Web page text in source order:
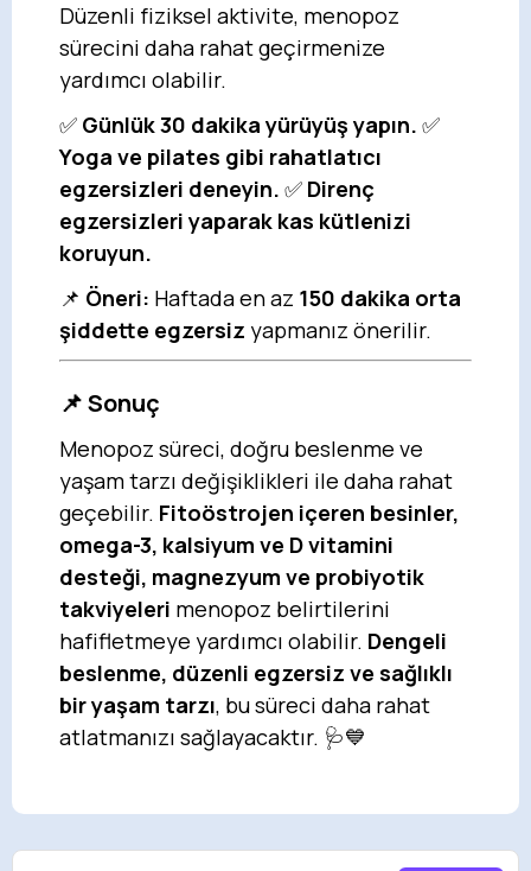
Düzenli fiziksel aktivite, menopoz
sürecini daha rahat geçirmenize
yardımcı olabilir.
✅ Günlük 30 dakika yürüyüş yapın. ✅
Yoga ve pilates gibi rahatlatıcı
egzersizleri deneyin. ✅ Direnç
egzersizleri yaparak kas kütlenizi
koruyun.
📌 Öneri: Haftada en az 150 dakika orta
şiddette egzersiz yapmanız önerilir.
📌Sonuç
Menopoz süreci, doğru beslenme ve
yaşam tarzı değişiklikleri ile daha rahat
geçebilir. Fitoöstrojen içeren besinler,
omega-3, kalsiyum ve D vitamini
desteği, magnezyum ve probiyotik
takviyeleri menopoz belirtilerini
hafifletmeye yardımcı olabilir. Dengeli
beslenme, düzenli egzersiz ve sağlıklı
bir yaşam tarzı, bu süreci daha rahat
atlatmanızı sağlayacaktır. 🩺💙